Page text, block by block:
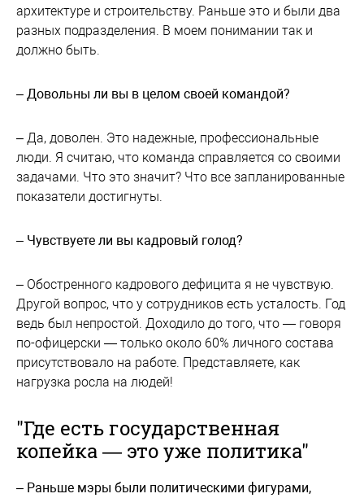
архитектуре и строительству. Раньше это и были два
разных подразделения. В моем понимании так и
должно быть.
– Довольны ли вы в целом своей командой?
– Да, доволен. Это надежные, профессиональные
люди. Я считаю, что команда справляется со своими
задачами. Что это значит? Что все запланированные
показатели достигнуты.
– Чувствуете ли вы кадровый голод?
– Обостренного кадрового дефицита я не чувствую.
Другой вопрос, что у сотрудников есть усталость. Год
ведь был непростой. Доходило до того, что — говоря
по-офицерски — только около 60% личного состава
присутствовало на работе. Представляете, как
нагрузка росла на людей!
"Где есть государственная
копейка — это уже политика"
– Раньше мэры были политическими фигурами,